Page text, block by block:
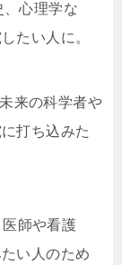
心理学な
たい人に。
来の科学者や
打ち込みた
師や看護
い人のため